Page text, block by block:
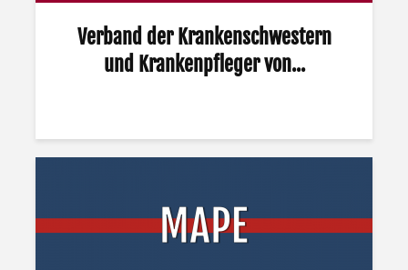
Verband der Krankenschwestern
und Krankenpfleger von...